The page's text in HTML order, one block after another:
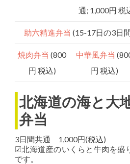
通; 1,000円 税
助六精進弁当 (15-17日の3日
焼肉弁当 (800
円 税込)
中華風弁当
円 税込)
北海道の海と大
弁当
3日間共通 1,000円(税込)
☑北海道産のいくらと牛肉を盛
です。